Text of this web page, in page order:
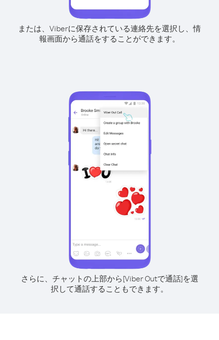
または、Viberに保存されている連絡先を選択し、情
報画面から通話をすることができます。
さらに、チャットの上部から[Viber Outで通話]を選
択して通話することもできます。